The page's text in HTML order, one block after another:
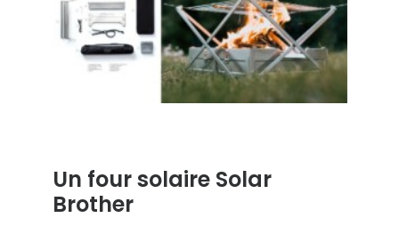
Un four solaire Solar
Brother